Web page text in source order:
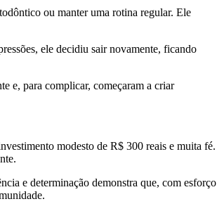
ou manter uma rotina regular. Ele
ele decidiu sair novamente, ficando
e, para complicar, começaram a criar
modesto de R$ 300 reais e muita fé.
e determinação demonstra que, com esforço